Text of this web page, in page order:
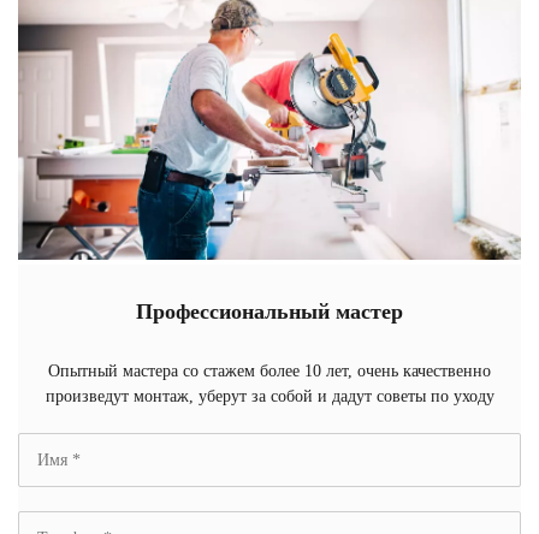
Профессиональный мастер
Опытный мастера со стажем более 10 лет, очень качественно
произведут монтаж, уберут за собой и дадут советы по уходу